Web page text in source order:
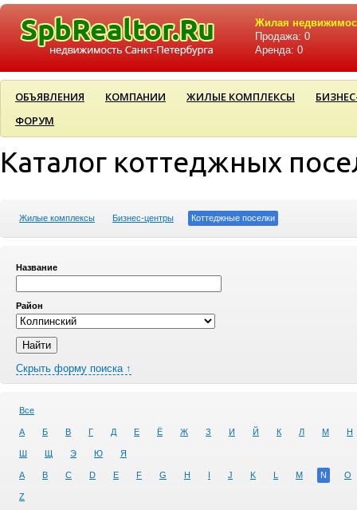
Жилая
Продажа: 0
Аренда: 0
ОБЪЯВЛЕНИЯ КОМПАНИИ ЖИЛЫЕ КОМПЛЕКСЫ
ФОРУМ
Каталог коттеджных
Жилые комплексы Бизнес-центры Коттеджные поселки
Название
Район
Скрыть форму поиска ↑
Все
А Б В Г Д Е Ё Ж З И Й К Л М Н
Ш Щ Э Ю Я
A B C D E F G H I J K L M N O
Z